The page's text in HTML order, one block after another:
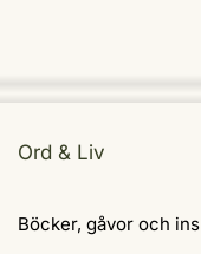
Ord & Liv
Böcker, gåvor och